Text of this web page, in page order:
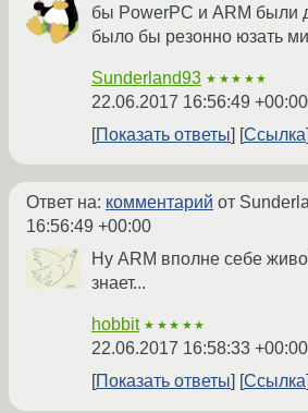
бы PowerPC и ARM
было бы резонно юзать
Sunderland93 ★★★★★
22.06.2017 16:56:49 +00:00
Показать ответы
Ссылка
Ответ на: комментарий от
16:56:49 +00:00
Ну ARM вполне себе
знает...
hobbit ★★★★★
22.06.2017 16:58:33 +00:00
Показать ответы
Ссылка